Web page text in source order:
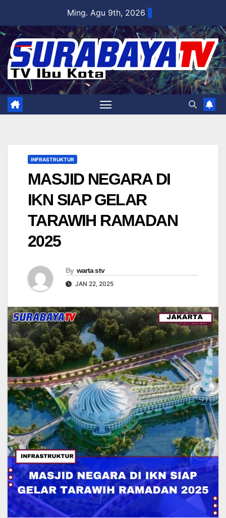
content
Ming. Agu 9th, 2026
INFRASTRUKTUR
MASJID NEGARA DI
IKN SIAP GELAR
TARAWIH RAMADAN
2025
By warta stv
JAN 22, 2025